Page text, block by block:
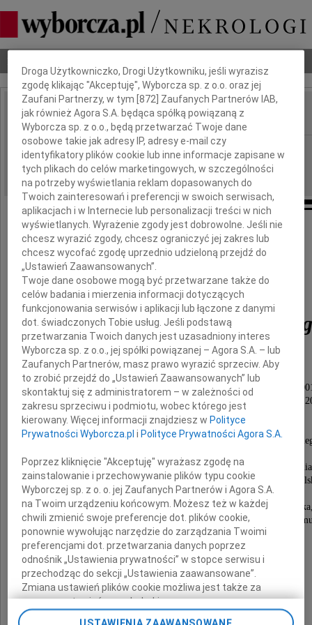
IMIĘ I NAZWISKO:
REGION: Szczecin
DATA EMISJI: 05.01.2017
Z głębokim smutkiem i żalem
przyjęliśmy wiadomość o śmierci
Longina
Posła na Sejm RP III i VI kadencji,
Ministra Pracy w latach 1997 - 2001,
Wiceprezesa Rady Ministrów w latach 1999 -
Prezesa Polskiego Komitetu Paraolimpijskiego w latach
Prezesa Stowarzyszenia Wspólnota Polska,
Wieloletniego Przewodniczącego Zarządu
Regionu "NSZZ" Solidarność Pomorza
Krzyżem Komandorskim z Gwiazdą Orderu
Krzyżem Komandorskim Orderu Odrodzenia
i Krzyżem Wolności i Solidarności,
wspaniałego, serdecznego i otwartego
w pełni oddanego Polsce i Pomorzu
Dbamy o Twoją prywatność
Droga Użytkowniczko, Drogi Użytkowniku, jeśli wyrazisz
zgodę klikając "Akceptuję", Wyborcza sp. z o.o. oraz jej
Zaufani Partnerzy, w tym [872] Zaufanych Partnerów IAB,
jak również Agora S.A. będąca spółką powiązaną z
Wyborcza sp. z o.o., będą przetwarzać Twoje dane
osobowe takie jak adresy IP, adresy e-mail czy
identyfikatory plików cookie lub inne informacje zapisane w
tych plikach do celów marketingowych, w szczególności
na potrzeby wyświetlania reklam dopasowanych do
Twoich zainteresowań i preferencji w swoich serwisach,
aplikacjach i w Internecie lub personalizacji treści w nich
wyświetlanych. Wyrażenie zgody jest dobrowolne. Jeśli nie
chcesz wyrazić zgody, chcesz ograniczyć jej zakres lub
chcesz wycofać zgodę uprzednio udzieloną przejdź do
„Ustawień Zaawansowanych”.
Twoje dane osobowe mogą być przetwarzane także do
celów badania i mierzenia informacji dotyczących
funkcjonowania serwisów i aplikacji lub łączone z danymi
dot. świadczonych Tobie usług. Jeśli podstawą
przetwarzania Twoich danych jest uzasadniony interes
Wyborcza sp. z o.o., jej spółki powiązanej – Agora S.A. – lub
Zaufanych Partnerów, masz prawo wyrazić sprzeciw. Aby
to zrobić przejdź do „Ustawień Zaawansowanych” lub
skontaktuj się z administratorem – w zależności od
zakresu sprzeciwu i podmiotu, wobec którego jest
kierowany. Więcej informacji znajdziesz wPolityce
Prywatności Wyborcza.pl iPolityce Prywatności Agora S.A.
Poprzez kliknięcie "Akceptuję" wyrażasz zgodę na
zainstalowanie i przechowywanie plików typu cookie
Wyborczej sp. z o. o. jej Zaufanych Partnerów i Agora S.A.
na Twoim urządzeniu końcowym. Możesz też w każdej
chwili zmienić swoje preferencje dot. plików cookie,
ponownie wywołując narzędzie do zarządzania Twoimi
preferencjami dot. przetwarzania danych poprzez
odnośnik „Ustawienia prywatności” w stopce serwisu i
przechodząc do sekcji „Ustawienia zaawansowane”.
Zmiana ustawień plików cookie możliwa jest także za
pomocą ustawień przeglądarki.